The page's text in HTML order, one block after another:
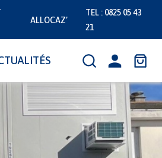
ALLOCAZ’
TEL : 0825 05 43
21